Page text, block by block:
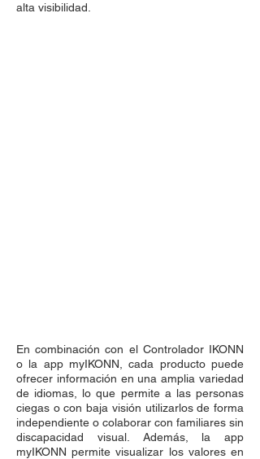
alta visibilidad.
En combinación con el Controlador IKONN
o la app myIKONN, cada producto puede
ofrecer información en una amplia variedad
de idiomas, lo que permite a las personas
ciegas o con baja visión utilizarlos de forma
independiente o colaborar con familiares sin
discapacidad visual. Además, la app
myIKONN permite visualizar los valores en